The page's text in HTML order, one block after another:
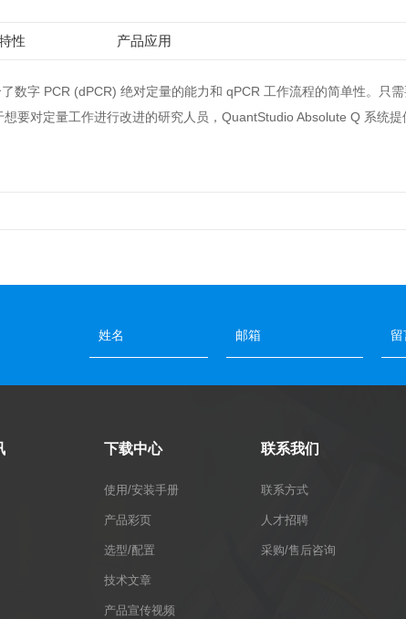
性 产品应用
数字 PCR (dPCR) 绝对定量的能力和 qPCR 工作流程的简单性。只
要对定量工作进行改进的研究人员，QuantStudio Absolute Q 系统
下载中心
使用/安装手册
产品彩页
选型/配置
技术文章
产品宣传视频
联系我们
联系方式
人才招聘
采购/售后咨询